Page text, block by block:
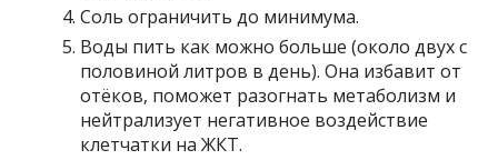
Соль ограничить до минимума.
Воды пить как можно больше (около двух с
половиной литров в день). Она избавит от
отёков, поможет разогнать метаболизм и
нейтрализует негативное воздействие
клетчатки на ЖКТ.